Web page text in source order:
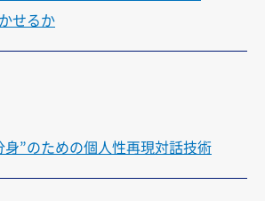
せるか
”のための個人性再現対話技術